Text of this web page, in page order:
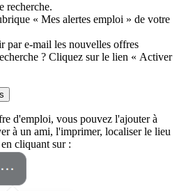
recherche.
« Mes alertes emploi » de votre
par e-mail les nouvelles offres
? Cliquez sur le lien « Activer
d'emploi, vous pouvez l'ajouter à
à un ami, l'imprimer, localiser le lieu
cliquant sur :